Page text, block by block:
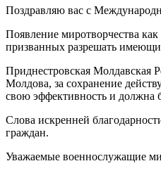
Поздравляю вас с
Появление миротворчества
призванных разрешать
Приднестровская Молдавская
Молдова, за сохранение
свою эффективность и должна
Слова искренней
граждан.
Уважаемые военнослужащие